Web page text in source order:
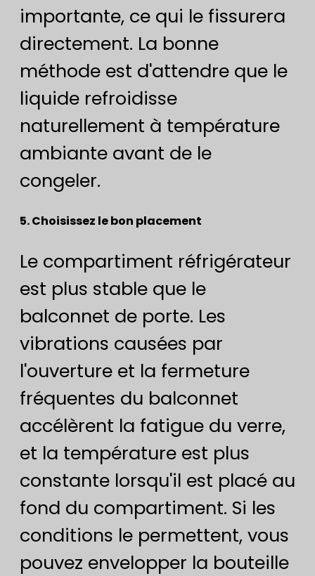
importante, ce qui le fissurera
directement. La bonne
méthode est d'attendre que le
liquide refroidisse
naturellement à température
ambiante avant de le
congeler.
5. Choisissez le bon placement
Le compartiment réfrigérateur
est plus stable que le
balconnet de porte. Les
vibrations causées par
l'ouverture et la fermeture
fréquentes du balconnet
accélèrent la fatigue du verre,
et la température est plus
constante lorsqu'il est placé au
fond du compartiment. Si les
conditions le permettent, vous
pouvez envelopper la bouteille